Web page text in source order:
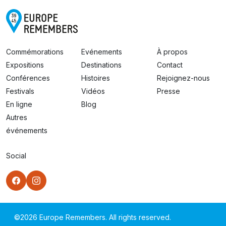
Commémorations
Expositions
Conférences
Festivals
En ligne
Autres
événements
Evénements
Destinations
Histoires
Vidéos
Blog
À propos
Contact
Rejoignez-nous
Presse
Social
©2026 Europe Remembers. All rights reserved.